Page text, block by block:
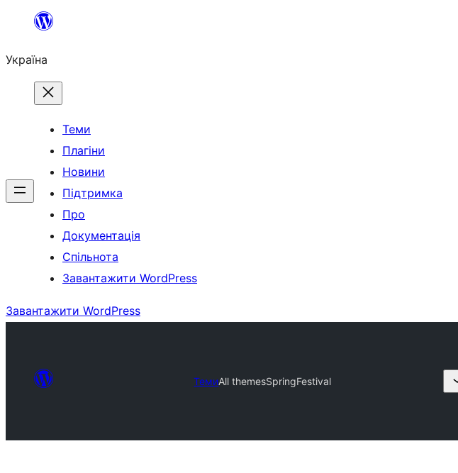
Перейти
вмісту
Україна
Теми
Плагіни
Новини
Підтримка
Про
Документація
Спільнота
Завантажити WordPress
Завантажити WordPress
ТемиAll themesSpringFestival